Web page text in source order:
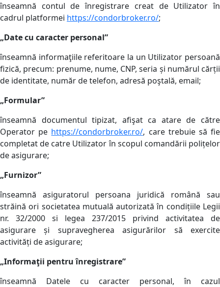
înseamnă contul de înregistrare creat de Utilizator în
cadrul platformei https://condorbroker.ro/;
„Date cu caracter personal”
înseamnă informaţiile referitoare la un Utilizator persoană
fizică, precum: prenume, nume, CNP, seria și numărul cărții
de identitate, număr de telefon, adresă poştală, email;
„Formular”
înseamnă documentul tipizat, afişat ca atare de către
Operator pe https://condorbroker.ro/, care trebuie să fie
completat de catre Utilizator în scopul comandării polițelor
de asigurare;
„Furnizor”
înseamnă asiguratorul persoana juridică română sau
străină ori societatea mutuală autorizată în condițiile Legii
nr. 32/2000 si legea 237/2015 privind activitatea de
asigurare și supravegherea asigurărilor să exercite
activități de asigurare;
„Informaţii pentru înregistrare”
înseamnă Datele cu caracter personal, în cazul